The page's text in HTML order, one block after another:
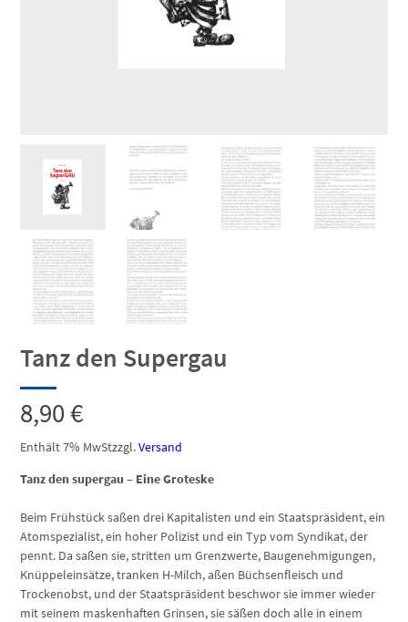
Tanz den Supergau
8,90€
Enthält 7% MwStzzgl.Versand
Tanz den supergau – Eine Groteske
Beim Frühstück saßen drei Kapitalisten und ein Staatspräsident, ein
Atomspezialist, ein hoher Polizist und ein Typ vom Syndikat, der
pennt. Da saßen sie, stritten um Grenzwerte, Baugenehmigungen,
Knüppeleinsätze, tranken H-Milch, aßen Büchsenfleisch und
Trockenobst, und der Staatspräsident beschwor sie immer wieder
mit seinem maskenhaften Grinsen, sie säßen doch alle in einem